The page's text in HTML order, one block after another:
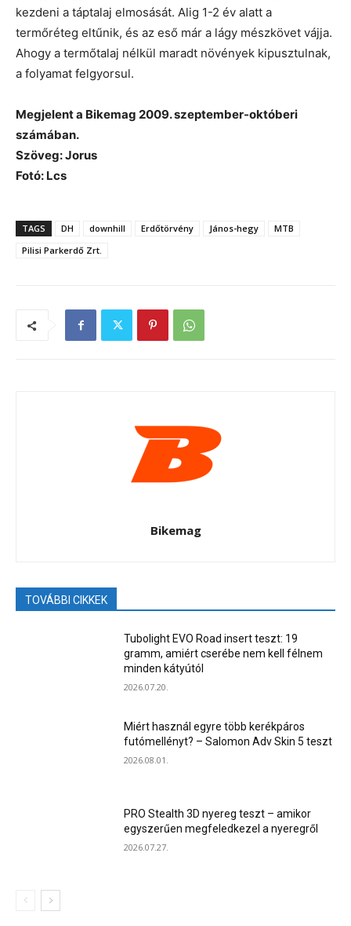
kezdeni a táptalaj elmosását. Alig 1-2 év alatt a
termőréteg eltűnik, és az eső már a lágy mészkövet vájja.
Ahogy a termőtalaj nélkül maradt növények kipusztulnak,
a folyamat felgyorsul.
Megjelent a Bikemag 2009. szeptember-októberi
számában.
Szöveg: Jorus
Fotó: Lcs
TAGS DH downhill Erdőtörvény János-hegy
MTB
Pilisi Parkerdő Zrt.
Bikemag
TOVÁBBI CIKKEK
Tubolight EVO Road insert teszt: 19
gramm, amiért cserébe nem kell félnem
minden kátyútól
2026.07.20.
Miért használ egyre több kerékpáros
futómellényt? – Salomon Adv Skin 5 teszt
2026.08.01.
PRO Stealth 3D nyereg teszt – amikor
egyszerűen megfeledkezel a nyeregről
2026.07.27.